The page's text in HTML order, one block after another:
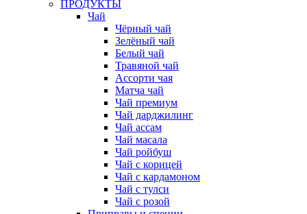
ПРОДУКТЫ
Чай
Чёрный чай
Зелёный чай
Белый чай
Травяной чай
Ассорти чая
Матча чай
Чай премиум
Чай дарджилинг
Чай ассам
Чай масала
Чай ройбуш
Чай с корицей
Чай с кардамоном
Чай с тулси
Чай с розой